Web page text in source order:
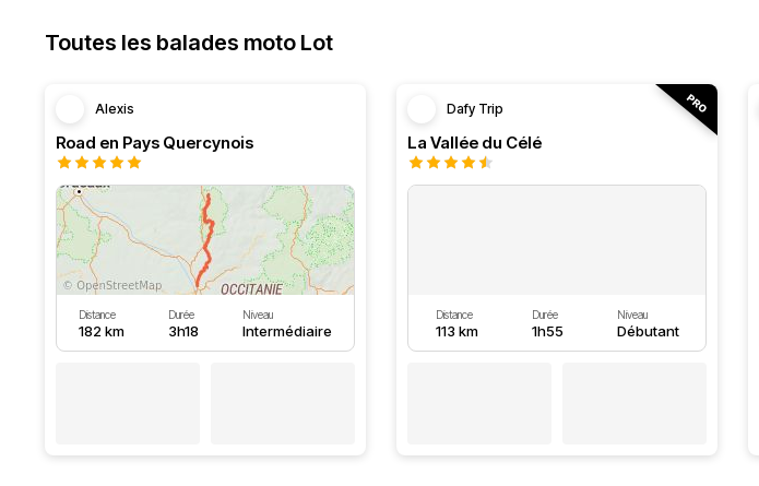
Toutes les balades moto Lot
Alexis
Road en Pays Quercynois
Distance
182 km
Durée
3h18
Niveau
Intermédiaire
Dafy Trip
La Vallée du Célé
Distance
113 km
Durée
1h55
Niveau
Débutant